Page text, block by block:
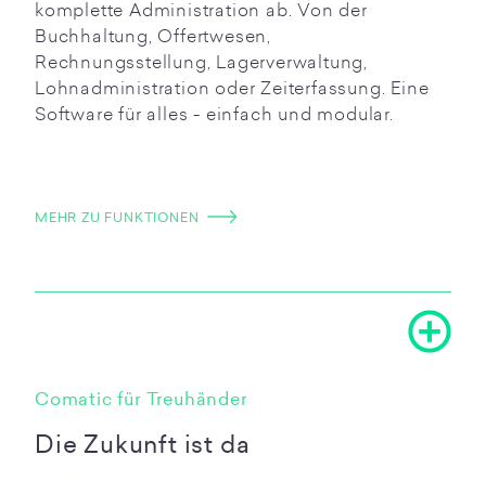
komplette Administration ab. Von der
Buchhaltung, Offertwesen,
Rechnungsstellung, Lagerverwaltung,
Lohnadministration oder Zeiterfassung. Eine
Software für alles - einfach und modular.
MEHR ZU FUNKTIONEN
Comatic für Treuhänder
Die Zukunft ist da